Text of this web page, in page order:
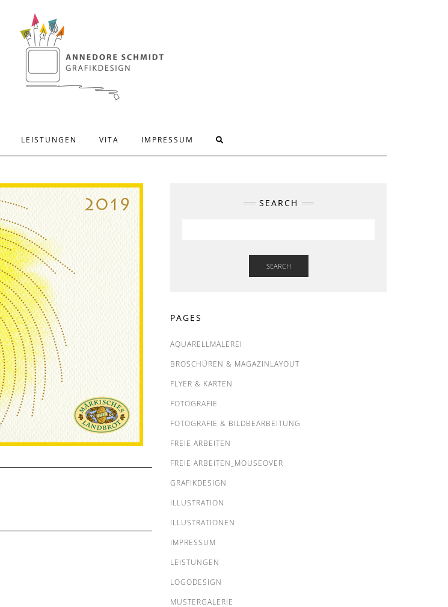
LEISTUNGEN VITA IMPRESSUM
SEARCH
SEARCH
PAGES
AQUARELLMALEREI
BROSCHÜREN & MAGAZINLAYOUT
FLYER & KARTEN
FOTOGRAFIE
FOTOGRAFIE & BILDBEARBEITUNG
FREIE ARBEITEN
FREIE ARBEITEN_MOUSEOVER
GRAFIKDESIGN
ILLUSTRATION
ILLUSTRATIONEN
IMPRESSUM
LEISTUNGEN
LOGODESIGN
MUSTERGALERIE